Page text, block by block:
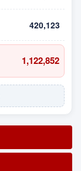
420,123
1,122,852